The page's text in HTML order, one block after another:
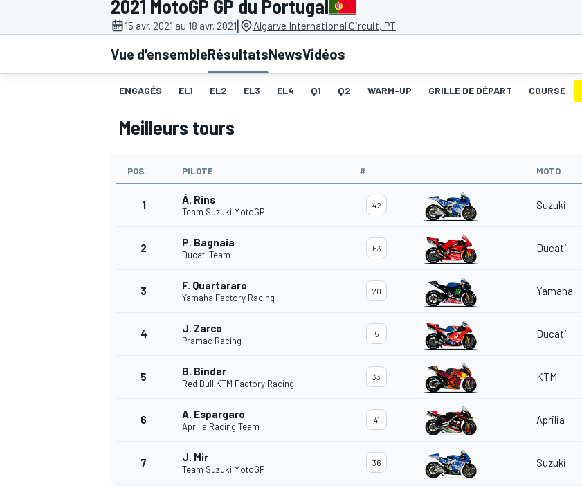
2021 MotoGP GP du Portugal
15 avr. 2021 au 18 avr. 2021| Algarve International Circuit, PT
Vue d'ensembleRésultatsNewsVidéos
ENGAGÉS EL1 EL2 EL3 EL4 Q1 Q2 WARM-UP GRILLE DE DÉPART COURSE
Meilleurs tours
POS. PILOTE # MOTO
1 Á. Rins
Team Suzuki MotoGP
42 Suzuki
2 P. Bagnaia
Ducati Team
63 Ducati
3 F. Quartararo
Yamaha Factory Racing
20 Yamaha
4 J. Zarco
Pramac Racing
5 Ducati
5 B. Binder
Red Bull KTM Factory Racing
33 KTM
6 A. Espargaró
Aprilia Racing Team
41 Aprilia
7 J. Mir
Team Suzuki MotoGP
36 Suzuki